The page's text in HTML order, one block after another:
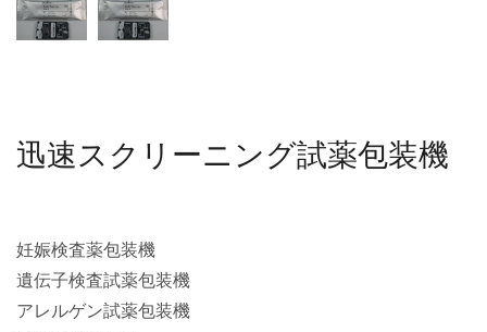
迅速スクリーニング試薬包装機
妊娠検査薬包装機
遺伝子検査試薬包装機
アレルゲン試薬包装機